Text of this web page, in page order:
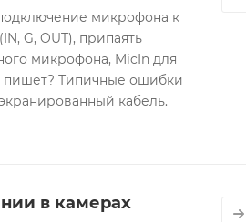
микрофона к
G, OUT), припаять
микрофона, MicIn для
пишет? Типичные ошибки
кабель.
в камерах